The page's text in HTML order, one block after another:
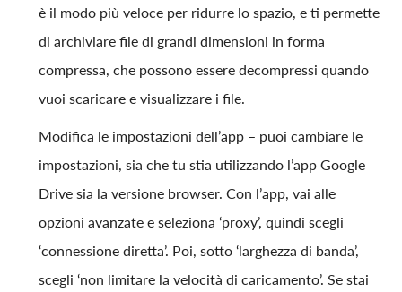
è il modo più veloce per ridurre lo spazio, e ti permette
di archiviare file di grandi dimensioni in forma
compressa, che possono essere decompressi quando
vuoi scaricare e visualizzare i file.
Modifica le impostazioni dell’app – puoi cambiare le
impostazioni, sia che tu stia utilizzando l’app Google
Drive sia la versione browser. Con l’app, vai alle
opzioni avanzate e seleziona ‘proxy’, quindi scegli
‘connessione diretta’. Poi, sotto ‘larghezza di banda’,
scegli ‘non limitare la velocità di caricamento’. Se stai